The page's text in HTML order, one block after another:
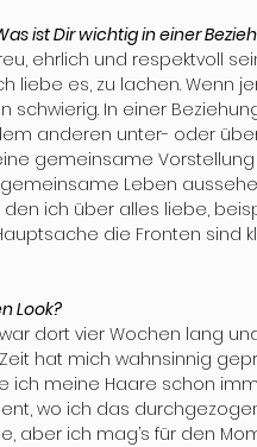
ist Dir wichtig in einer
ehrlich und respektvoll
liebe es, zu lachen. Wenn
schwierig. In einer
anderen unter- oder
gemeinsame
Leben
ich über alles liebe,
die Fronten sind
Look?
dort vier Wochen lang
hat mich wahnsinnig
ich meine Haare schon
wo ich das
aber ich mag’s für den